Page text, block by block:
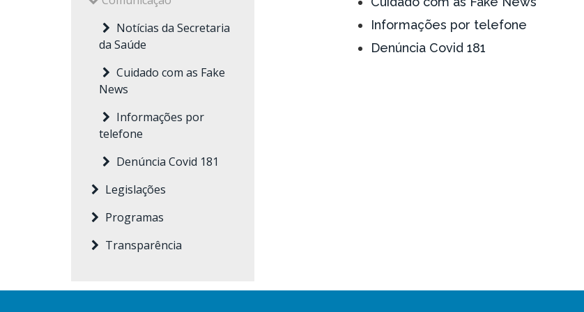
Notícias da Secretaria
da Saúde
Cuidado com as Fake
News
Informações por
telefone
Denúncia Covid 181
Legislações
Programas
Transparência
Informações por telefone
Denúncia Covid 181